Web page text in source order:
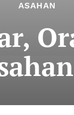
ASAHAN